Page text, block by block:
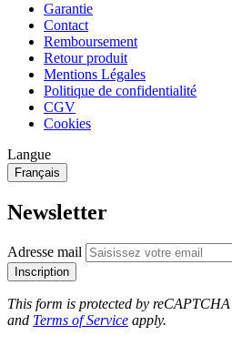
Garantie
Contact
Remboursement
Retour produit
Mentions Légales
Politique de confidentialité
CGV
Cookies
Langue
Français
Newsletter
Adresse mail
Inscription
This form is protected by
and Terms of Service apply.